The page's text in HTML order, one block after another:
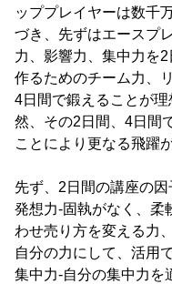
ッププレイヤーは数千
づき、先ずはエースプ
力、影響力、集中力を
作るためのチーム力、
4日間で鍛えることが
然、その2日間、4日間
ことにより更なる飛躍
先ず、2日間の講座の因
発想力-固執がなく、柔
わせ売り方を変える力
自分の力にして、活用
集中力-自分の集中力を